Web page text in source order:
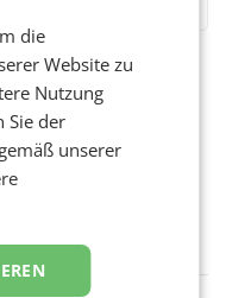
Umsatzplus im
schwachem
Post AG hat im
erwirtschaftet, was
Prozent gegenüber dem
die
Website zu
Nutzung
Sie der
unserer